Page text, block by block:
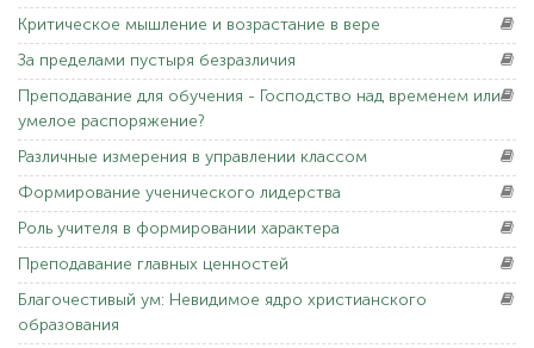
Критическое мышление и возрастание в вере
За пределами пустыря безразличия
Преподавание для обучения - Господство над временем или
умелое распоряжение?
Различные измерения в управлении классом
Формирование ученического лидерства
Роль учителя в формировании характера
Преподавание главных ценностей
Благочестивый ум: Невидимое ядро христианского
образования